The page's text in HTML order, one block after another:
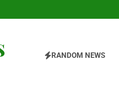
RANDOM NEWS